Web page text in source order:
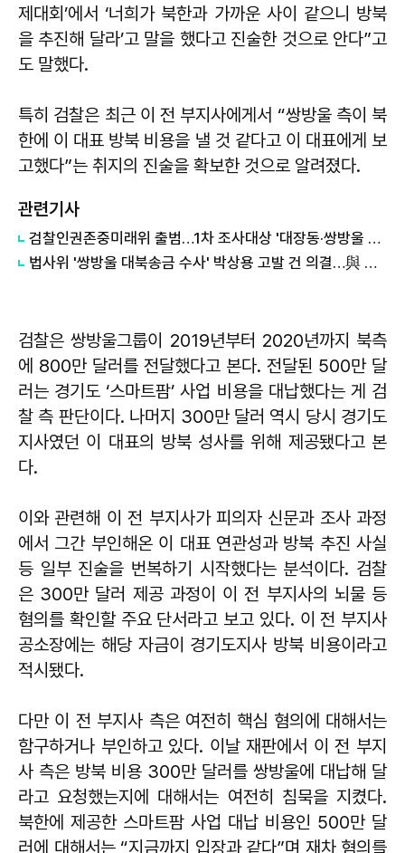
제대회’에서 ‘너희가 북한과 가까운 사이 같으니 방북
을 추진해 달라’고 말을 했다고 진술한 것으로 안다”고
도 말했다.
특히 검찰은 최근 이 전 부지사에게서 “쌍방울 측이 북
한에 이 대표 방북 비용을 낼 것 같다고 이 대표에게 보
고했다”는 취지의 진술을 확보한 것으로 알려졌다.
관련기사
검찰인권존중미래위 출범…1차 조사대상 '대장동·쌍방울 대북송금' 등 7건
법사위 '쌍방울 대북송금 수사' 박상용 고발 건 의결…與 주도
검찰은 쌍방울그룹이 2019년부터 2020년까지 북측
에 800만 달러를 전달했다고 본다. 전달된 500만 달
러는 경기도 ‘스마트팜’ 사업 비용을 대납했다는 게 검
찰 측 판단이다. 나머지 300만 달러 역시 당시 경기도
지사였던 이 대표의 방북 성사를 위해 제공됐다고 본
다.
이와 관련해 이 전 부지사가 피의자 신문과 조사 과정
에서 그간 부인해온 이 대표 연관성과 방북 추진 사실
등 일부 진술을 번복하기 시작했다는 분석이다. 검찰
은 300만 달러 제공 과정이 이 전 부지사의 뇌물 등
혐의를 확인할 주요 단서라고 보고 있다. 이 전 부지사
공소장에는 해당 자금이 경기도지사 방북 비용이라고
적시됐다.
다만 이 전 부지사 측은 여전히 핵심 혐의에 대해서는
함구하거나 부인하고 있다. 이날 재판에서 이 전 부지
사 측은 방북 비용 300만 달러를 쌍방울에 대납해 달
라고 요청했는지에 대해서는 여전히 침묵을 지켰다.
북한에 제공한 스마트팜 사업 대납 비용인 500만 달
러에 대해서는 “지금까지 입장과 같다”며 재차 혐의를